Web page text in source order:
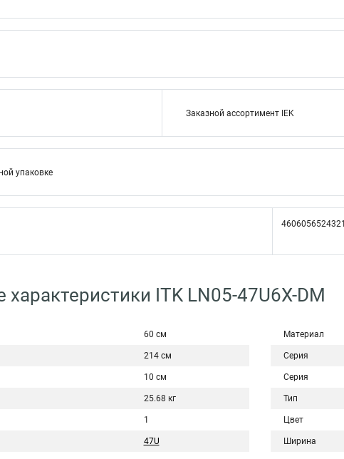
Заказной ассортимент IEK
упаковке
4606056524321
характеристики ITK LN05-47U6X-DM
60 см
214 см
10 см
25.68 кг
1
47U
Материал
Серия
Серия
Тип
Цвет
Ширина